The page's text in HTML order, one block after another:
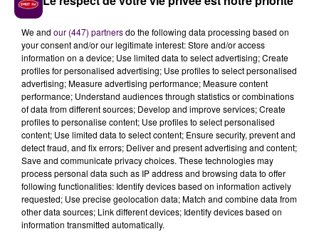
Inscrivez-vous au casting The Voice & The Voice
Gagnez vos entrées pour Papéa Parc !
DERNIERS TITRES
We and our (447) partnersdo the following data processing based on
your consent and/or our legitimate interest: Store and/or access
information on a device; Use limited data to select advertising; Create
profiles for personalised advertising; Use profiles to select personalised
advertising; Measure advertising performance; Measure content
performance; Understand audiences through statistics or combinations
of data from different sources; Develop and improve services; Create
profiles to personalise content; Use profiles to select personalised
content; Use limited data to select content; Ensure security, prevent and
detect fraud, and fix errors; Deliver and present advertising and content;
Save and communicate privacy choices. These technologies may
process personal data such as IP address and browsing data to offer
following functionalities: Identify devices based on information actively
requested; Use precise geolocation data; Match and combine data from
other data sources; Link different devices; Identify devices based on
information transmitted automatically.